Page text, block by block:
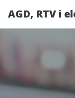
AGD, RTV i